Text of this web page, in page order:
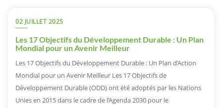
02 JUILLET 2025
Les 17 Objectifs du Développement Durable : Un Plan
Mondial pour un Avenir Meilleur
Les 17 Objectifs du Développement Durable : Un Plan d’Action
Mondial pour un Avenir Meilleur Les 17 Objectifs de
Développement Durable (ODD) ont été adoptés par les Nations
Unies en 2015 dans le cadre de l’Agenda 2030 pour le